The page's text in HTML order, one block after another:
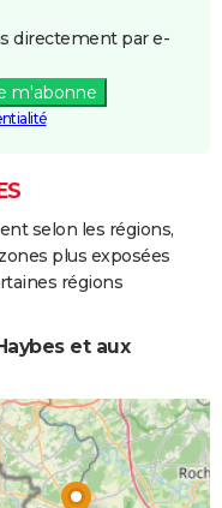
12 j
16 j Oui
6 j Oui
directement par e-
m'abonne
selon les régions,
plus exposées
régions
et aux